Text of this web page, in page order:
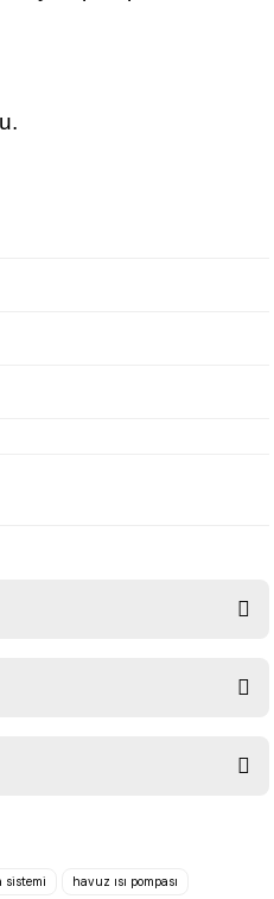
sistemi havuz ısı pompası